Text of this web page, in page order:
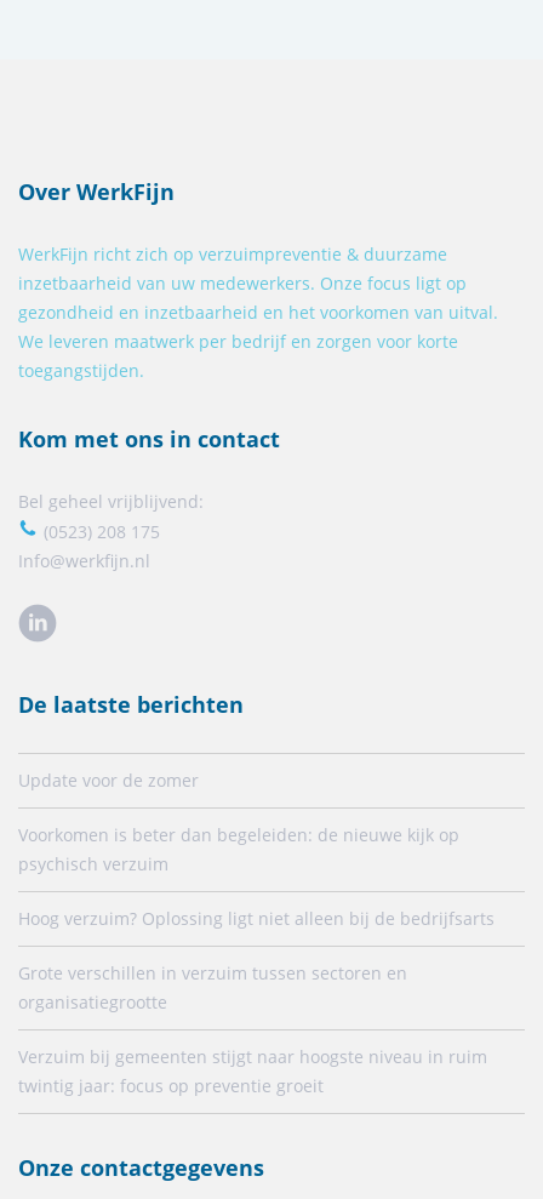
Over WerkFijn
WerkFijn richt zich op verzuimpreventie & duurzame
inzetbaarheid van uw medewerkers. Onze focus ligt op
gezondheid en inzetbaarheid en het voorkomen van uitval.
We leveren maatwerk per bedrijf en zorgen voor korte
toegangstijden.
Kom met ons in contact
Bel geheel vrijblijvend:
(0523) 208 175
Info@werkfijn.nl
De laatste berichten
Update voor de zomer
Voorkomen is beter dan begeleiden: de nieuwe kijk op
psychisch verzuim
Hoog verzuim? Oplossing ligt niet alleen bij de bedrijfsarts
Grote verschillen in verzuim tussen sectoren en
organisatiegrootte
Verzuim bij gemeenten stijgt naar hoogste niveau in ruim
twintig jaar: focus op preventie groeit
Onze contactgegevens